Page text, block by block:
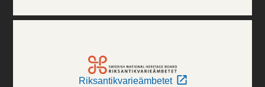
Riksantikvarieämbetet